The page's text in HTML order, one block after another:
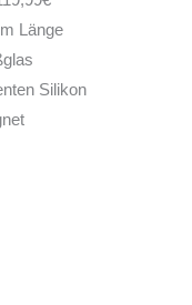
Länge
Silikon